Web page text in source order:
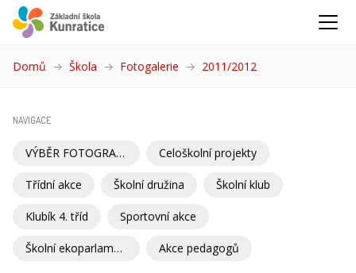
Domů Škola Fotogalerie 2011/2012
NAVIGACE
VÝBĚR FOTOGRAFIÍ Celoškolní projekty
Třídní akce Školní družina Školní klub
Klubík 4. tříd Sportovní akce
Školní ekoparlament Akce pedagogů